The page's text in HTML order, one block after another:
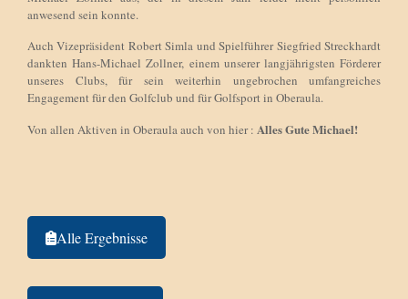
anwesend sein konnte.
Auch Vizepräsident Robert Simla und Spielführer Siegfried Streckhardt
dankten Hans-Michael Zollner, einem unserer langjährigsten Förderer
unseres Clubs, für sein weiterhin ungebrochen umfangreiches
Engagement für den Golfclub und für Golfsport in Oberaula.
Von allen Aktiven in Oberaula auch von hier : Alles Gute Michael!
Alle Ergebnisse